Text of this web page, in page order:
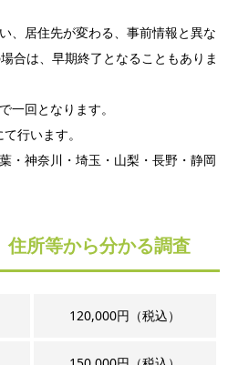
、居住先が変わる、事前情報と異な
合は、早期終了となることもありま
一回となります。
行います。
・神奈川・埼玉・山梨・長野・静岡
住所等から分かる調査
120,000円（税込）